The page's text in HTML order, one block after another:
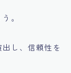
。
し、信頼性を